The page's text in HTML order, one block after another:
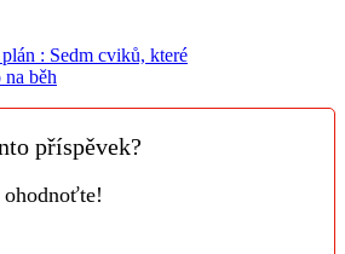
: Sedm cviků, které
běh
příspěvek?